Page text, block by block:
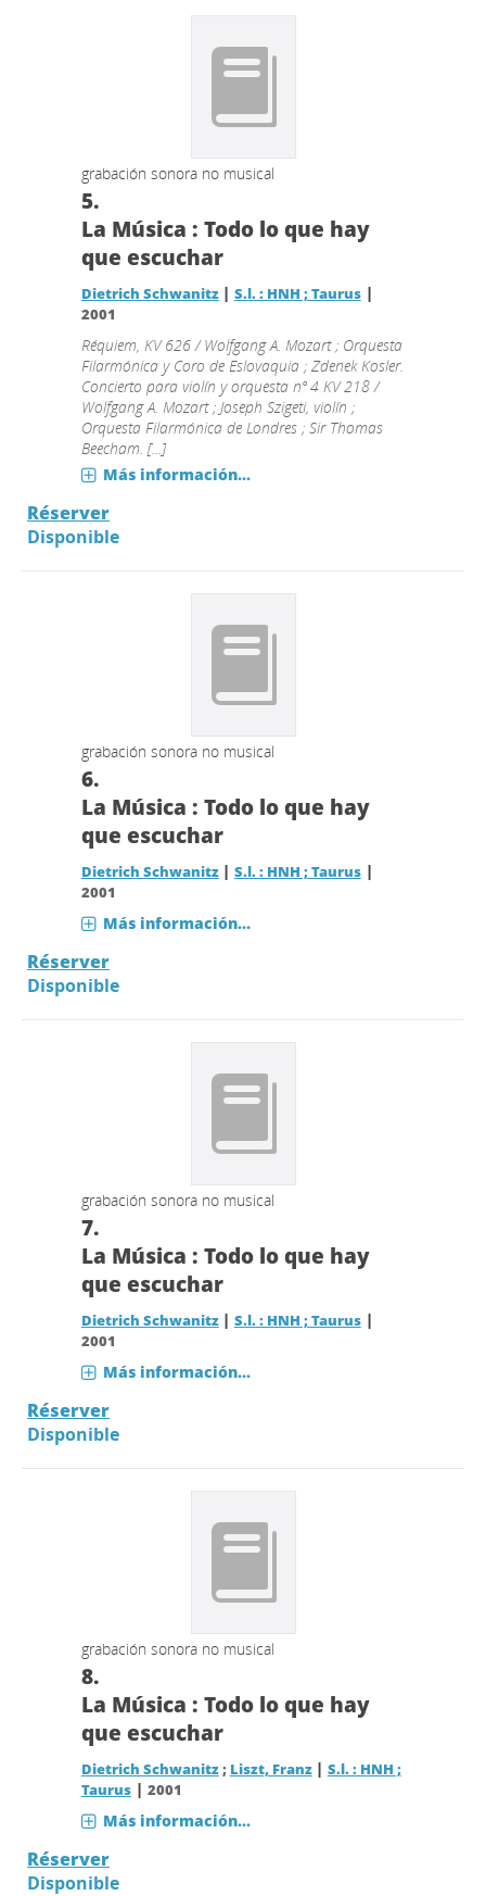
grabación sonora no musical
5.
La Música : Todo lo que hay
que escuchar
Dietrich Schwanitz | S.l. : HNH ; Taurus|
2001
Réquiem, KV 626 / Wolfgang A. Mozart ; Orquesta
Filarmónica y Coro de Eslovaquia ; Zdenek Kosler.
Concierto para violín y orquesta nº 4 KV 218 /
Wolfgang A. Mozart ; Joseph Szigeti, violín ;
Orquesta Filarmónica de Londres ; Sir Thomas
Beecham. [...]
Más información...
Réserver
Disponible
grabación sonora no musical
6.
La Música : Todo lo que hay
que escuchar
Dietrich Schwanitz | S.l. : HNH ; Taurus|
2001
Más información...
Réserver
Disponible
grabación sonora no musical
7.
La Música : Todo lo que hay
que escuchar
Dietrich Schwanitz | S.l. : HNH ; Taurus|
2001
Más información...
Réserver
Disponible
grabación sonora no musical
8.
La Música : Todo lo que hay
que escuchar
Dietrich Schwanitz; Liszt, Franz | S.l. : HNH ;
Taurus| 2001
Más información...
Réserver
Disponible